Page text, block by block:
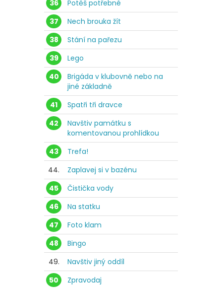
36
Potěš potřebné
37
Nech brouka žít
38
Stání na pařezu
39
Lego
40
Brigáda v klubovně nebo na
jiné základně
41
Spatři tři dravce
42
Navštiv památku s
komentovanou prohlídkou
43
Trefa!
44.
Zaplavej si v bazénu
45
Čistička vody
46
Na statku
47
Foto klam
48
Bingo
49.
Navštiv jiný oddíl
50
Zpravodaj